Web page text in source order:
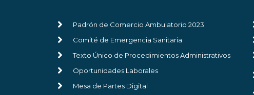
Padrón de Comercio Ambulatorio 2023
Comité de Emergencia Sanitaria
Texto Único de Procedimientos Administrativos
Oportunidades Laborales
Mesa de Partes Digital